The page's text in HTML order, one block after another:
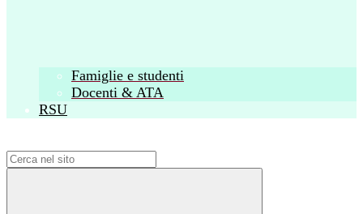
Famiglie e studenti
Docenti & ATA
RSU